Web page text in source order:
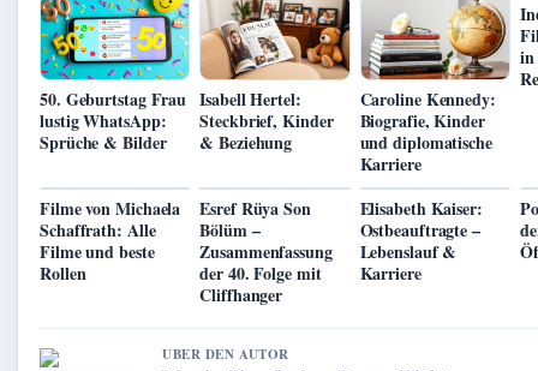
50. Geburtstag Frau
lustig WhatsApp:
Sprüche & Bilder
Isabell Hertel:
Steckbrief, Kinder
& Beziehung
Caroline Kennedy:
Biografie, Kinder
und diplomatische
Karriere
in
Filme von Michaela
Schaffrath: Alle
Filme und beste
Rollen
Esref Rüya Son
Bölüm –
Zusammenfassung
der 40. Folge mit
Cliffhanger
Elisabeth Kaiser:
Ostbeauftragte –
Lebenslauf &
Karriere
UBER DEN AUTOR